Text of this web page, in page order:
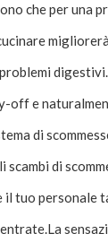
che per una
e
di
di
il tuo personale